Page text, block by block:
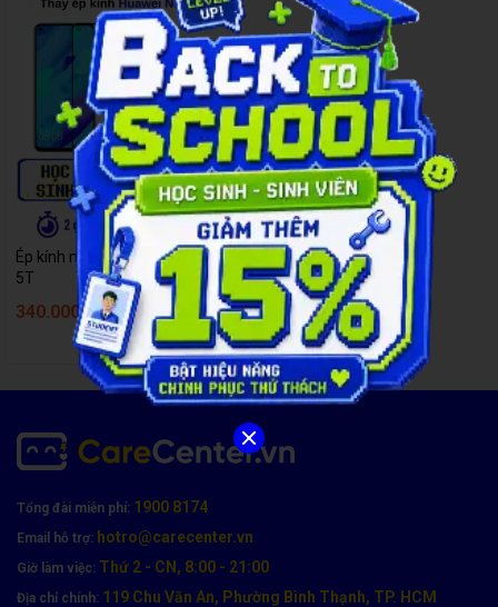
Ép kính màn hình Huawei Nova
5T
340.000đ 440.000đ
Tổng đài miễn phí: 1900 8174
Email hỗ trợ: hotro@carecenter.vn
Giờ làm việc: Thứ 2 - CN, 8:00 - 21:00
Địa chỉ chính: 119 Chu Văn An, Phường Bình Thạnh, TP. HCM